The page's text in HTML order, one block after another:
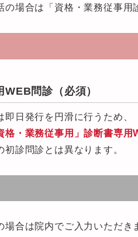
の場合は「資格・業務従事用
WEB問診（必須）
即日発行を円滑に行うため、
格・業務従事用」診断書専用
診問診とは異なります。
場合は院内でご入力いただ